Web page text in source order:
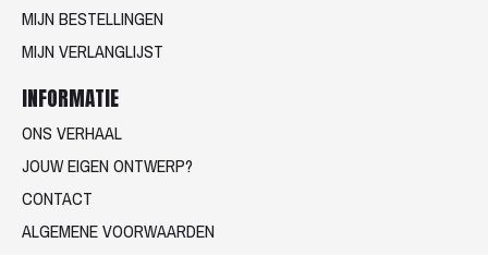
MIJN BESTELLINGEN
MIJN VERLANGLIJST
INFORMATIE
ONS VERHAAL
JOUW EIGEN ONTWERP?
CONTACT
ALGEMENE VOORWAARDEN